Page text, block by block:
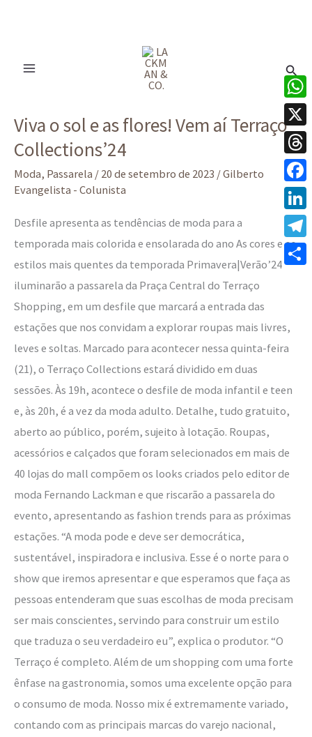
Viva o sol e as flores! Vem aí Terraço
Collections’24
Moda, Passarela / 20 de setembro de 2023 /Gilberto
Evangelista - Colunista
Desfile apresenta as tendências de moda para a
temporada mais colorida e ensolarada do ano As cores e os
estilos mais quentes da temporada Primavera|Verão’24
iluminarão a passarela da Praça Central do Terraço
Shopping, em um desfile que marcará a entrada das
estações que nos convidam a explorar roupas mais livres,
leves e soltas. Marcado para acontecer nessa quinta-feira
(21), o Terraço Collections estará dividido em duas
sessões. Às 19h, acontece o desfile de moda infantil e teen
e, às 20h, é a vez da moda adulto. Detalhe, tudo gratuito,
aberto ao público, porém, sujeito à lotação. Roupas,
acessórios e calçados que foram selecionados em mais de
40 lojas do mall compõem os looks criados pelo editor de
moda Fernando Lackman e que riscarão a passarela do
evento, apresentando as fashion trends para as próximas
estações. “A moda pode e deve ser democrática,
sustentável, inspiradora e inclusiva. Esse é o norte para o
show que iremos apresentar e que esperamos que faça as
pessoas entenderam que suas escolhas de moda precisam
ser mais conscientes, servindo para construir um estilo
que traduza o seu verdadeiro eu”, explica o produtor. “O
Terraço é completo. Além de um shopping com uma forte
ênfase na gastronomia, somos uma excelente opção para
o consumo de moda. Nosso mix é extremamente variado,
contando com as principais marcas do varejo nacional,
o
sol
e
as
Vem
aí
Terraço
Collections’24
X